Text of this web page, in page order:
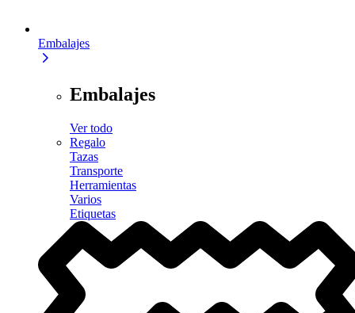
Embalajes
Embalajes
Ver todo
Regalo
Tazas
Transporte
Herramientas
Varios
Etiquetas